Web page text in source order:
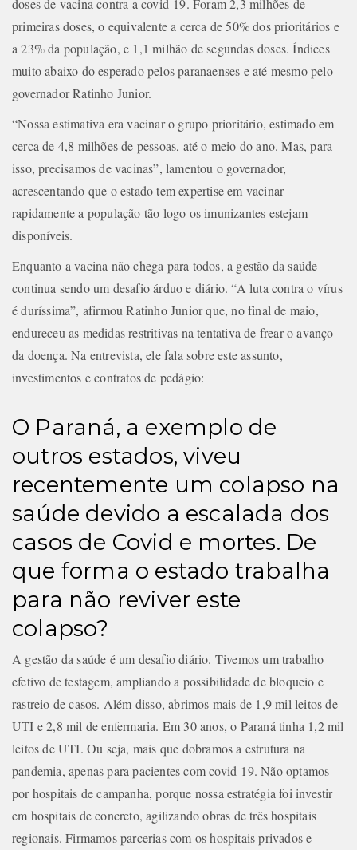
primeiras doses, o equivalente a cerca de 50% dos prioritários e
a 23% da população, e 1,1 milhão de segundas doses. Índices
muito abaixo do esperado pelos paranaenses e até mesmo pelo
governador Ratinho Junior.
“Nossa estimativa era vacinar o grupo prioritário, estimado em
cerca de 4,8 milhões de pessoas, até o meio do ano. Mas, para
isso, precisamos de vacinas”, lamentou o governador,
acrescentando que o estado tem expertise em vacinar
rapidamente a população tão logo os imunizantes estejam
disponíveis.
Enquanto a vacina não chega para todos, a gestão da saúde
continua sendo um desafio árduo e diário. “A luta contra o vírus
é duríssima”, afirmou Ratinho Junior que, no final de maio,
endureceu as medidas restritivas na tentativa de frear o avanço
da doença. Na entrevista, ele fala sobre este assunto,
investimentos e contratos de pedágio:
O Paraná, a exemplo de
outros estados, viveu
recentemente um colapso na
saúde devido a escalada dos
casos de Covid e mortes. De
que forma o estado trabalha
para não reviver este
colapso?
A gestão da saúde é um desafio diário. Tivemos um trabalho
efetivo de testagem, ampliando a possibilidade de bloqueio e
rastreio de casos. Além disso, abrimos mais de 1,9 mil leitos de
UTI e 2,8 mil de enfermaria. Em 30 anos, o Paraná tinha 1,2 mil
leitos de UTI. Ou seja, mais que dobramos a estrutura na
pandemia, apenas para pacientes com covid-19. Não optamos
por hospitais de campanha, porque nossa estratégia foi investir
em hospitais de concreto, agilizando obras de três hospitais
regionais. Firmamos parcerias com os hospitais privados e